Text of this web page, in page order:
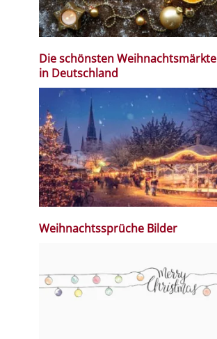
Die schönsten Weihnachtsmärkte
in Deutschland
Weihnachtssprüche Bilder